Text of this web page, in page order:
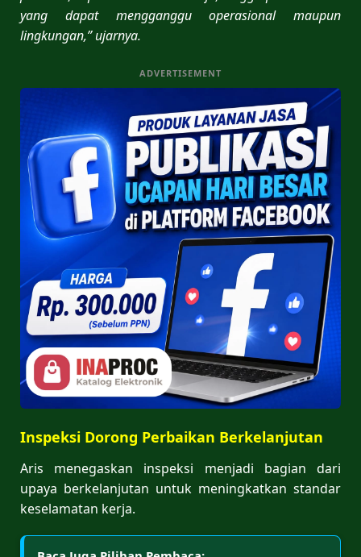
yang dapat mengganggu operasional maupun
lingkungan,” ujarnya.
ADVERTISEMENT
Inspeksi Dorong Perbaikan Berkelanjutan
Aris menegaskan inspeksi menjadi bagian dari
upaya berkelanjutan untuk meningkatkan standar
keselamatan kerja.